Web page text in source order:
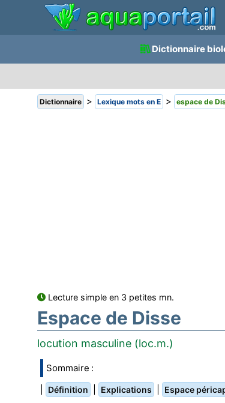
Dictionnaire
Dictionnaire > Lexique mots en E > espace de
Lecture simple en 3 petites mn.
Espace de Disse
locution masculine (loc.m.)
Sommaire :
Définition Explications Espace